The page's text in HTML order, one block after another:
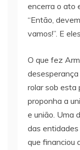
encerra o ato
“Então,
vamos!”. E
O que fez
rolar sob esta
proponha a
e união. Uma
das
que financiou